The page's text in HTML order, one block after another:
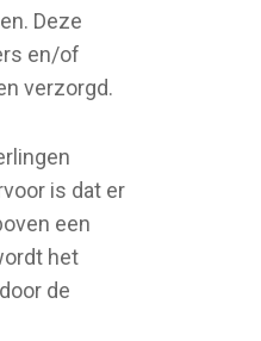
Deze
en/of
verzorgd.
is dat er
een
het
de